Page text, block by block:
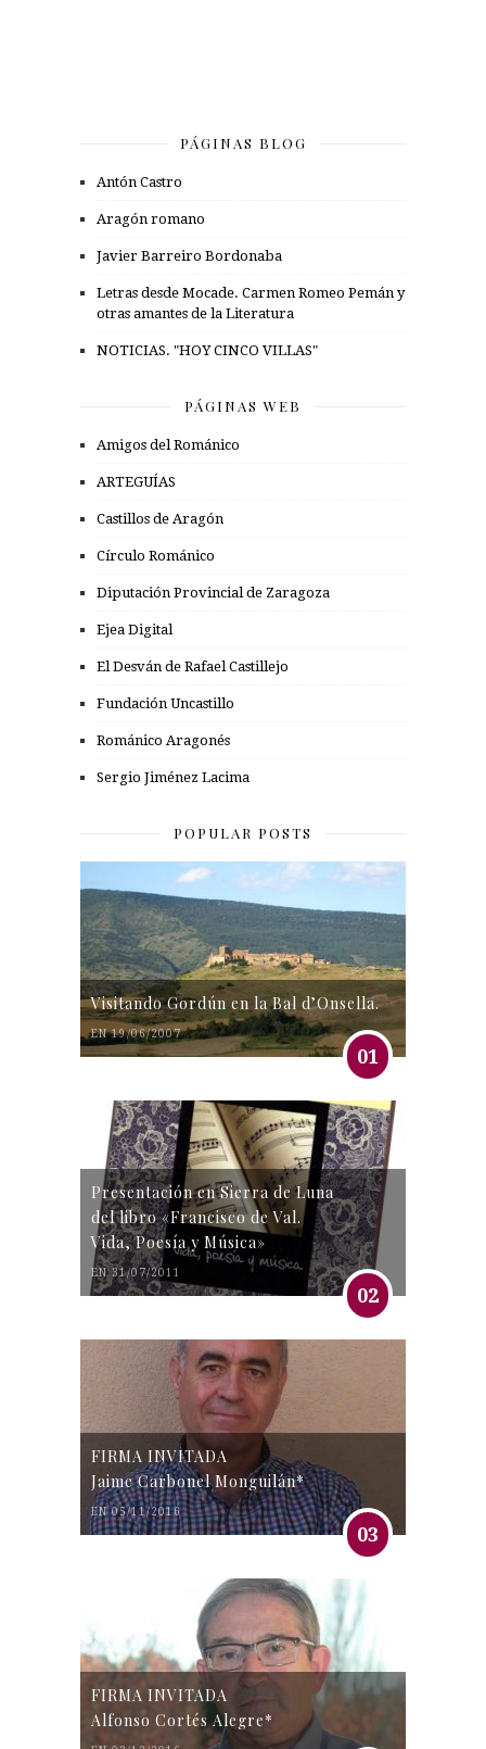
PÁGINAS BLOG
Antón Castro
Aragón romano
Javier Barreiro Bordonaba
Letras desde Mocade. Carmen Romeo Pemán y
otras amantes de la Literatura
NOTICIAS. "HOY CINCO VILLAS"
PÁGINAS WEB
Amigos del Románico
ARTEGUÍAS
Castillos de Aragón
Círculo Románico
Diputación Provincial de Zaragoza
Ejea Digital
El Desván de Rafael Castillejo
Fundación Uncastillo
Románico Aragonés
Sergio Jiménez Lacima
POPULAR POSTS
Visitando Gordún en la Bal d’Onsella.
EN 19/06/2007
01
Presentación en Sierra de Luna
del libro «Francisco de Val.
Vida, Poesía y Música»
EN 31/07/2011
02
FIRMA INVITADA
Jaime Carbonel Monguilán*
EN 05/11/2016
03
FIRMA INVITADA
Alfonso Cortés Alegre*